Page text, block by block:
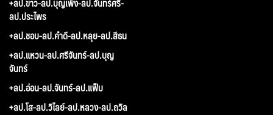
ลป.ประไพร
+ลป.ชอบ-ลป.คำดี-ลป.หลุย-ลป.สีธน
+ลป.แหวน-ลป.ศรีจันทร์-ลป.บุญ
จันทร์
+ลป.อ่อน-ลป.จันทร์-ลป.แฟ็บ
+ลป.โส-ลป.วิไลย์-ลป.หลวง-ลป.ถวิล